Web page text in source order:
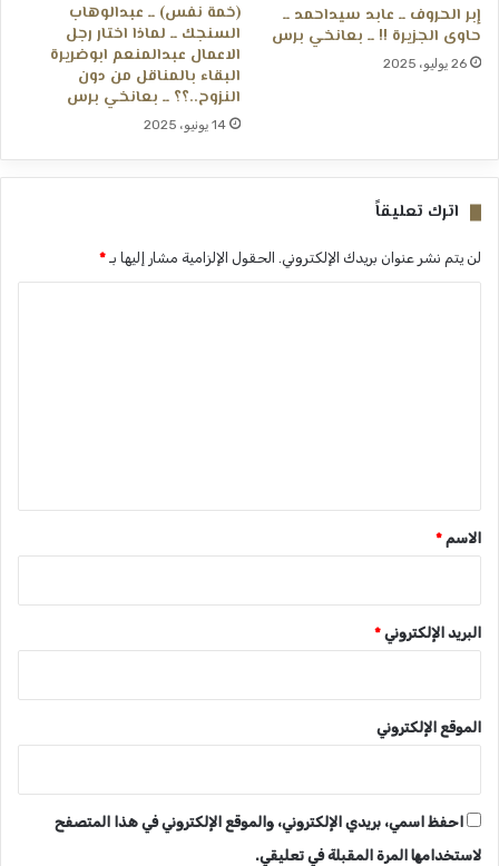
إبر الحروف ــ عابد سيداحمد ــ
حاوى الجزيرة !! ــ بعانخي برس
26 يوليو، 2025
(خمة نفس) ــ عبدالوهاب
السنجك ــ لماذا اختار رجل
الاعمال عبدالمنعم ابوضريرة
البقاء بالمناقل من دون
النزوح..؟؟ ــ بعانخي برس
14 يونيو، 2025
اترك تعليقاً
لن يتم نشر عنوان بريدك الإلكتروني. الحقول الإلزامية مشار إليها بـ *
*الاسم *
البريد الإلكتروني *
الموقع الإلكتروني
احفظ اسمي، بريدي الإلكتروني، والموقع الإلكتروني في هذا المتصفح
لاستخدامها المرة المقبلة في تعليقي.